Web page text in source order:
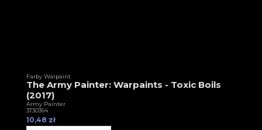
Farby Warpaint
The Army Painter: Warpaints - Toxic Boils
(2017)
Army Painter
3T30364
10,48 zł